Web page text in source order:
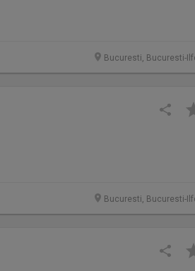
Bucuresti, Bucuresti-
Bucuresti, Bucuresti-